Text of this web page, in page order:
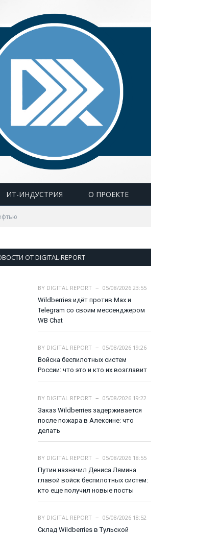
ИТ-ИНДУСТРИЯ О ПРОЕКТЕ
ОТ DIGITAL-REPORT
BY DIGITAL REPORT
05/08/2026 23:55
Wildberries идёт против Max и
Telegram со своим мессенджером
WB Chat
BY DIGITAL REPORT
05/08/2026 19:26
Войска беспилотных систем
России: что это и кто их возглавит
BY DIGITAL REPORT
05/08/2026 19:22
Заказ Wildberries задерживается
после пожара в Алексине: что
делать
BY DIGITAL REPORT
05/08/2026 18:55
Путин назначил Дениса Лямина
главой войск беспилотных систем:
кто еще получил новые посты
BY DIGITAL REPORT
05/08/2026 18:52
Склад Wildberries в Тульской